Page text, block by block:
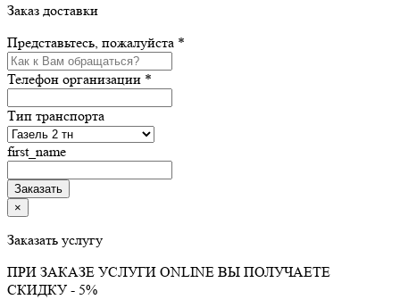
Заказ доставки
Представьтесь, пожалуйста *
Телефон организации *
Тип транспорта
first_name
×
Заказать услугу
ПРИ ЗАКАЗЕ УСЛУГИ ONLINE ВЫ ПОЛУЧАЕТЕ
СКИДКУ - 5%